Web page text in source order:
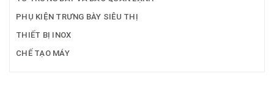
PHỤ KIỆN TRƯNG BÀY SIÊU THỊ
THIẾT BỊ INOX
CHẾ TẠO MÁY